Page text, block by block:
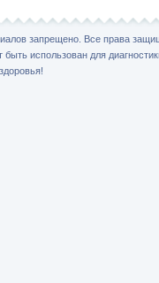
запрещено. Все права
использован для